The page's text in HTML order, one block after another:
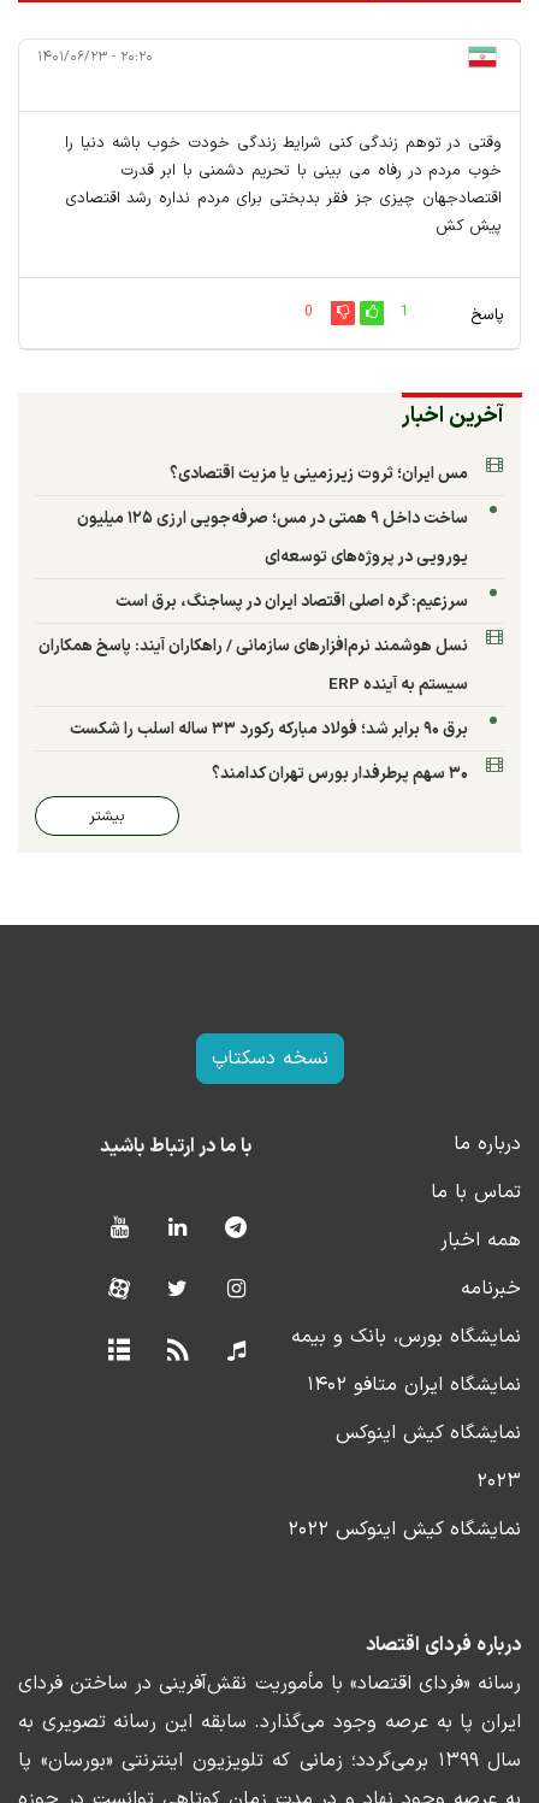
۲۰:۲۰ - ۱۴۰۱/۰۶/۲۳
وقتی در توهم زندگی کنی شرایط زندگی خودت خوب باشه دنیا را
خوب مردم در رفاه می بینی با تحریم دشمنی با ابر قدرت
اقتصادجهان چیزی جز فقر بدبختی برای مردم نداره رشد اقتصادی
پیش کش
پاسخ 1
0
آخرین اخبار
مس ایران؛ ثروت زیرزمینی یا مزیت اقتصادی؟
ساخت داخل ۹ همتی در مس؛ صرفه‌جویی ارزی ۱۲۵ میلیون
یورویی در پروژه‌های توسعه‌ای
سرزعیم: گره اصلی اقتصاد ایران در پساجنگ، برق است
نسل هوشمند نرم‌افزارهای سازمانی / راهکاران آیند: پاسخ همکاران
سیستم به آینده ERP
برق ۹۰ برابر شد؛ فولاد مبارکه رکورد ۳۳ ساله اسلب را شکست
۳۰ سهم پرطرفدار بورس تهران کدامند؟
بیشتر
نسخه دسکتاپ
درباره ما
تماس با ما
همه اخبار
خبرنامه
نمایشگاه بورس، بانک و بیمه
نمایشگاه ایران متافو ۱۴۰۲
نمایشگاه کیش اینوکس
۲۰۲۳
نمایشگاه کیش اینوکس ۲۰۲۲
با ما در ارتباط باشید
درباره فردای اقتصاد
رسانه «فردای اقتصاد» با مأموریت نقش‌آفرینی در ساختن فردای
ایران پا به عرصه وجود می‌گذارد. سابقه این رسانه تصویری به
سال ۱۳۹۹ برمی‌گردد؛ زمانی که تلویزیون اینترنتی «بورسان» پا